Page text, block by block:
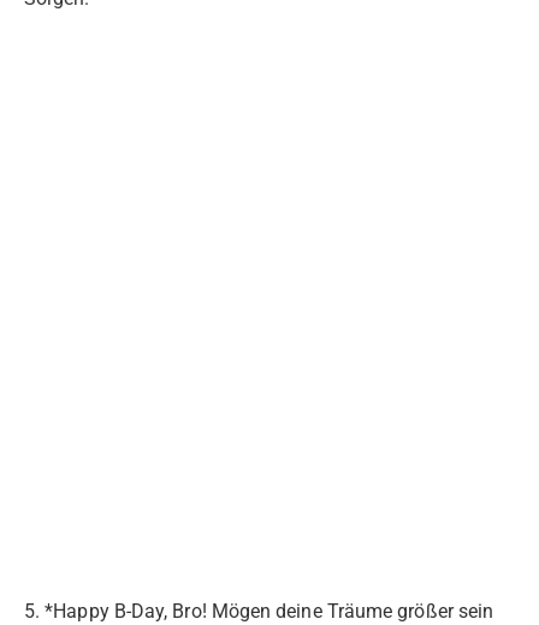
5. *Happy B-Day, Bro! Mögen deine Träume größer sein